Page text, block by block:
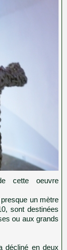
cette oeuvre
un mètre
sont destinées
ou aux grands
décliné en deux